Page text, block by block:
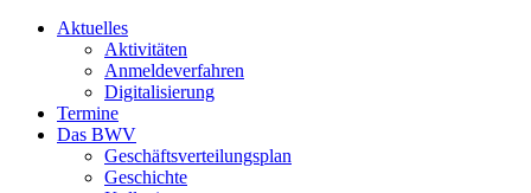
Aktuelles
Aktivitäten
Anmeldeverfahren
Digitalisierung
Termine
Das BWV
Geschäftsverteilungsplan
Geschichte